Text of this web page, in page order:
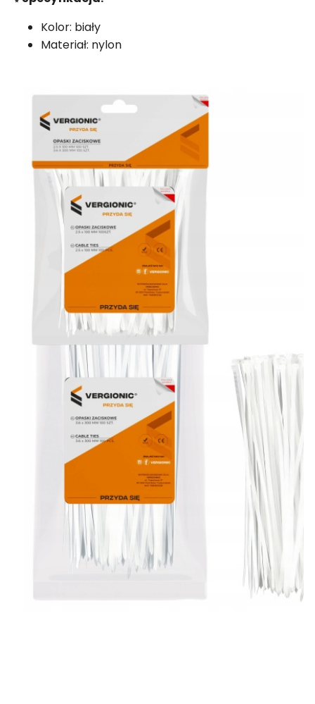
Kolor: biały
Materiał: nylon